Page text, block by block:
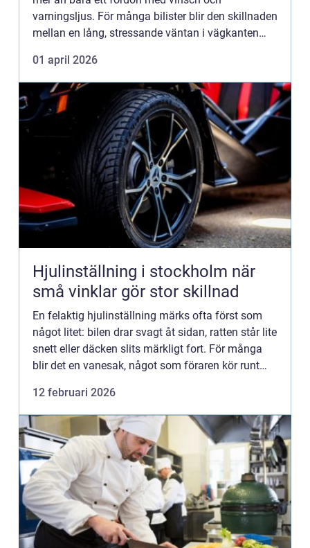
varningsljus. För många bilister blir den skillnaden
mellan en lång, stressande väntan i vägkanten
01 april 2026
Hjulinställning i stockholm när
små vinklar gör stor skillnad
En felaktig hjulinställning märks ofta först som
något litet: bilen drar svagt åt sidan, ratten står lite
snett eller däcken slits märkligt fort. För många
blir det en vanesak, något som föraren kör runt
sig...
12 februari 2026